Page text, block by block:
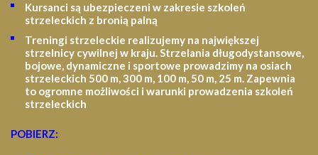
Kursanci są ubezpieczeni w zakresie szkoleń
strzeleckich z bronią palną
Treningi strzeleckie realizujemy na największej
strzelnicy cywilnej w kraju. Strzelania długodystansowe,
bojowe, dynamiczne i sportowe prowadzimy na osiach
strzeleckich 500 m, 300 m, 100 m, 50 m, 25 m. Zapewnia
to ogromne możliwości i warunki prowadzenia szkoleń
strzeleckich
POBIERZ: